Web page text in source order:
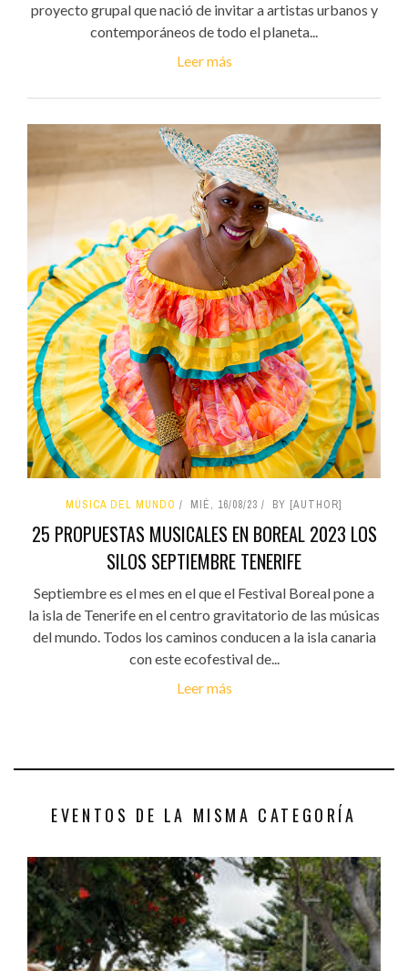
proyecto grupal que nació de invitar a artistas urbanos y
contemporáneos de todo el planeta...
Leer más
MÚSICA DEL MUNDO MIÉ, 16/08/23 BY [AUTHOR]
25 PROPUESTAS MUSICALES EN BOREAL 2023 LOS
SILOS SEPTIEMBRE TENERIFE
Septiembre es el mes en el que el Festival Boreal pone a
la isla de Tenerife en el centro gravitatorio de las músicas
del mundo. Todos los caminos conducen a la isla canaria
con este ecofestival de...
Leer más
EVENTOS DE LA MISMA CATEGORÍA